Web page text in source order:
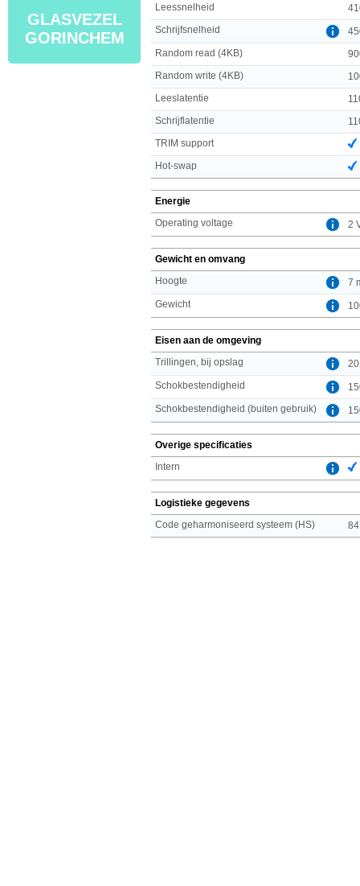
GLASVEZEL
GORINCHEM
Leessnelheid
Schrijfsnelheid
Random read (4KB)
Random write (4KB)
Leeslatentie
Schrijflatentie
TRIM support
Hot-swap
Energie
Operating voltage
2
Gewicht en omvang
Hoogte
7
Gewicht
Eisen aan de omgeving
Trillingen, bij opslag
Schokbestendigheid
Schokbestendigheid (buiten gebruik)
Overige specificaties
Intern
Logistieke gegevens
Code geharmoniseerd systeem (HS)